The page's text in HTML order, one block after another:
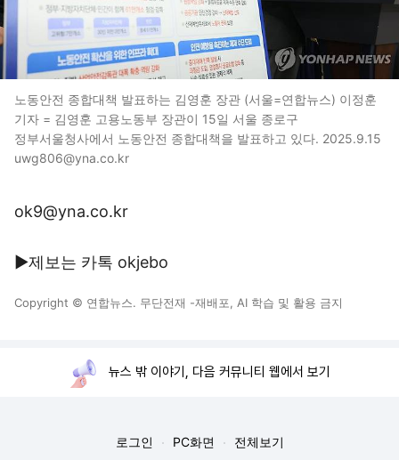
노동안전 종합대책 발표하는 김영훈 장관 (서울=연합뉴스) 이정훈
기자 = 김영훈 고용노동부 장관이 15일 서울 종로구
정부서울청사에서 노동안전 종합대책을 발표하고 있다. 2025.9.15
uwg806@yna.co.kr
ok9@yna.co.kr
▶제보는 카톡 okjebo
Copyright © 연합뉴스. 무단전재 -재배포, AI 학습 및 활용 금지
뉴스 밖 이야기, 다음 커뮤니티 웹에서 보기
로그인 PC화면 전체보기